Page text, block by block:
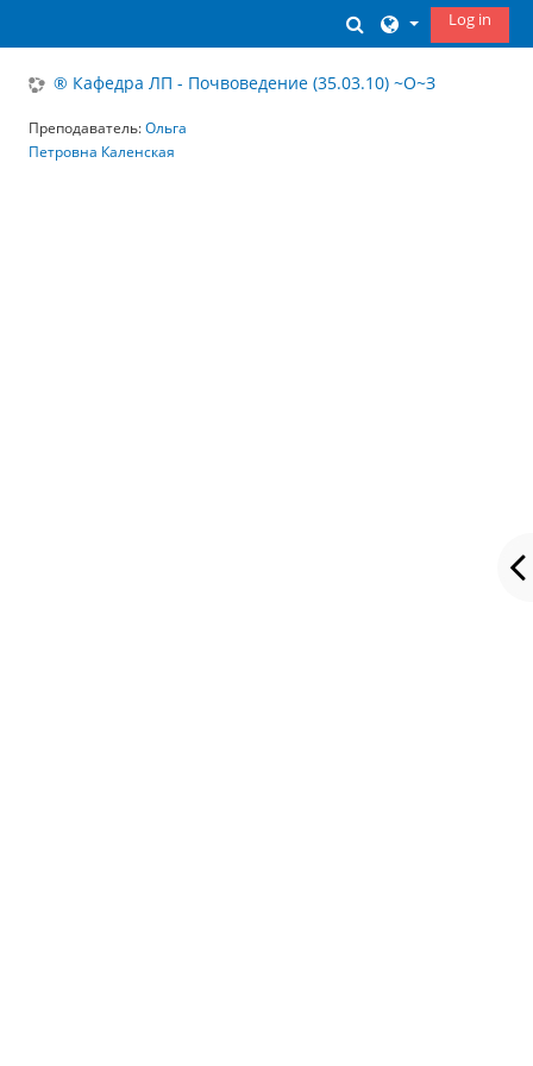
Toggle search
Log in
® Кафедра ЛП - Почвоведение (35.03.10) ~О~З
Преподаватель:Ольга
Петровна Каленская